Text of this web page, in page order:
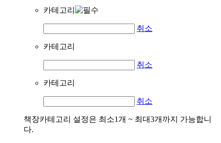
카테고리
취소
카테고리
취소
카테고리
취소
책장카테고리 설정은 최소1개 ~ 최대3개까지 가능합니
다.